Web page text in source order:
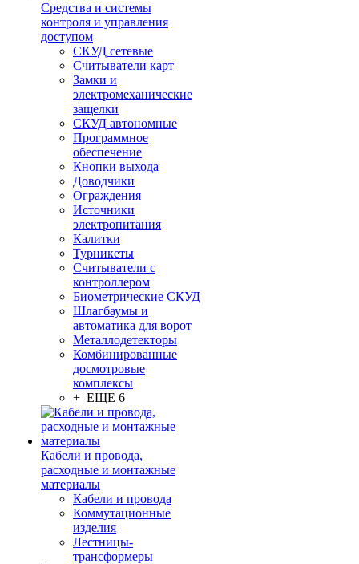
Средства и системы
контроля и управления
доступом
СКУД сетевые
Считыватели карт
Замки и
электромеханические
защелки
СКУД автономные
Программное
обеспечение
Кнопки выхода
Доводчики
Ограждения
Источники
электропитания
Калитки
Турникеты
Считыватели с
контроллером
Биометрические СКУД
Шлагбаумы и
автоматика для ворот
Металлодетекторы
Комбинированные
досмотровые
комплексы
+ ЕЩЕ 6
Кабели и провода,
расходные и монтажные
материалы
Кабели и провода
Коммутационные
изделия
Лестницы-
трансформеры